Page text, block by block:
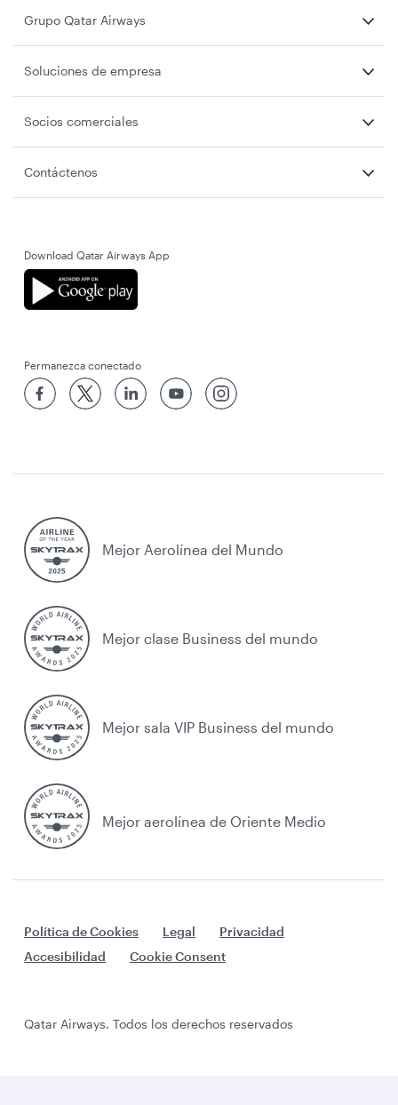
Grupo Qatar Airways
Soluciones de empresa
Socios comerciales
Contáctenos
Download Qatar Airways App
Permanezca conectado
Mejor Aerolínea del Mundo
Mejor clase Business del mundo
Mejor sala VIP Business del mundo
Mejor aerolínea de Oriente Medio
Política de Cookies Legal
Privacidad
Accesibilidad
Cookie Consent
Qatar Airways. Todos los derechos reservados